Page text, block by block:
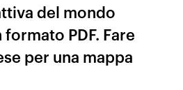
del mondo
PDF. Fare
per una mappa